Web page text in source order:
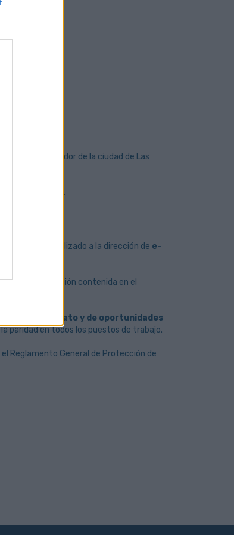
transformador de la ciudad de Las
brutos anuales).
vitae actualizado a la dirección de e-
de la información contenida en el
igualdad de trato y de oportunidades
paridad en todos los puestos de trabajo.
Reglamento General de Protección de